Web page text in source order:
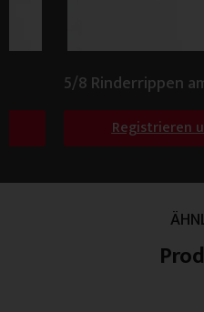
5/8 Rinderrippen
Registrieren